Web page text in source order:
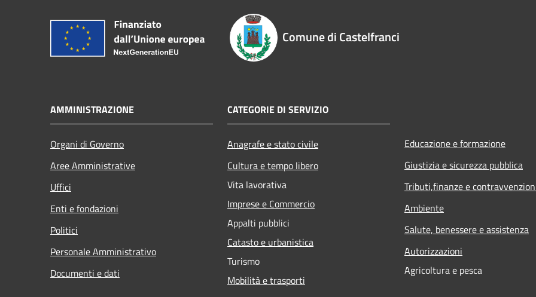
Comune di Castelfranci
AMMINISTRAZIONE
Organi di Governo
Aree Amministrative
Uffici
Enti e fondazioni
Politici
Personale Amministrativo
Documenti e dati
CATEGORIE DI SERVIZIO
Anagrafe e stato civile
Cultura e tempo libero
Vita lavorativa
Imprese e Commercio
Appalti pubblici
Catasto e urbanistica
Turismo
Mobilità e trasporti
Educazione e formazione
Giustizia e sicurezza pubblica
Tributi,finanze e
Ambiente
Salute, benessere e assistenza
Autorizzazioni
Agricoltura e pesca